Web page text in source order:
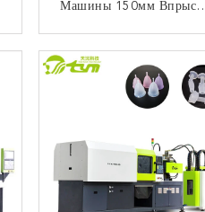
Машины 150мм
Вертикальный Отливая В
Форму
КОНТАКТ